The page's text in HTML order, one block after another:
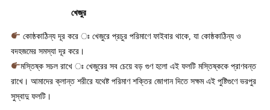
খেজুর
কোষ্ঠকাঠিন্য দূর করে ঃ খেজুরে প্রচুর পরিমাণে ফাইবার থাকে, যা কোষ্ঠকাঠিন্য ও
বদহজমের সমস্যা দূর করে।
মস্তিষ্ক সচল রাখে ঃ খেজুরের সব চেয়ে বড় গুণ হলো এই ফলটি মস্তিষ্ককে প্রাণবন্ত
রাখে। আমাদের ক্লান্ত শরীরে যথেষ্ট পরিমাণ শক্তির জোগান দিতে সক্ষম এই পুষ্টিগুণে ভরপুর
সুস্বাদু ফলটি।